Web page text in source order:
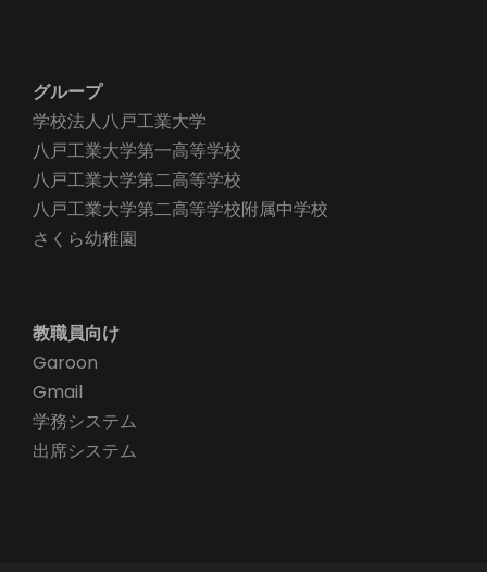
グループ
学校法人八戸工業大学
八戸工業大学第一高等学校
八戸工業大学第二高等学校
八戸工業大学第二高等学校附属中学校
さくら幼稚園
教職員向け
Garoon
Gmail
学務システム
出席システム